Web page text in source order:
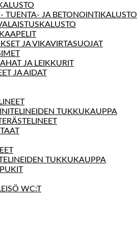
TUENTA- JA BETONOINTIKALUSTO
JA VIKAVIRTASUOJAT
JA LEIKKURIT
JA AIDAT
TUKKUKAUPPA
TUKKUKAUPPA
WC:T